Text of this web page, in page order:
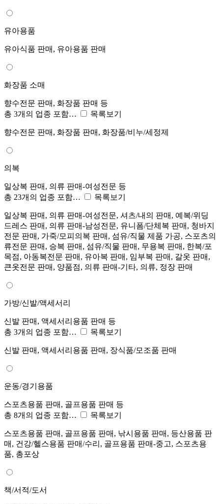
유아용품
유아식품 판매, 유아용품 판매
화장품 소매
향수전문 판매, 화장품 판매 등
총 3개의 업종 포함…
목록보기
향수전문 판매, 화장품 판매, 화장품/비누/세정제
의복
일상복 판매, 의류 판매-여성전문 등
총 23개의 업종 포함…
목록보기
일상복 판매, 의류 판매-여성전문, 셔츠/내의 판매, 예복/위딩
드레스 판매, 의류 판매-남성전문, 유니폼/단체복 판매, 청바지
전문 판매, 가죽/모피의복 판매, 섬유/직물 제품 가공, 스포츠의
류전문 판매, 승복 판매, 섬유/직물 판매, 무용복 판매, 한복/포
목점, 아동복전문 판매, 유아복 판매, 임부복 판매, 갈옷 판매,
큰옷전문 판매, 양품점, 의류 판매-기타, 의류, 정장 판매
가방/신발/액세서리
신발 판매, 액세서리용품 판매 등
총 3개의 업종 포함…
목록보기
신발 판매, 액세서리용품 판매, 장식품/모조품 판매
운동/경기용품
스포츠용품 판매, 골프용품 판매 등
총 8개의 업종 포함…
목록보기
스포츠용품 판매, 골프용품 판매, 낚시용품 판매, 등산용품 판
매, 건강/헬스용품 판매/수리, 골프용품 판매-중고, 스포츠용
품, 총포상
책/서적/도서